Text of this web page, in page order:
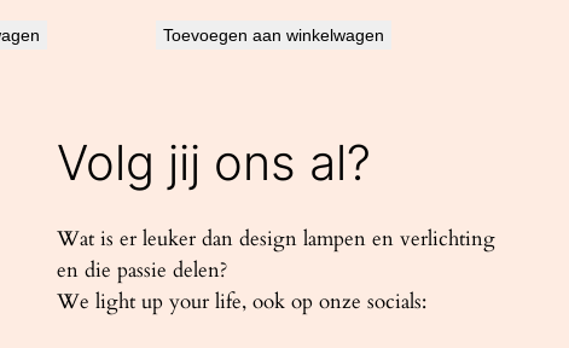
Toevoegen aan winkelwagen
Volg jij ons al?
Wat is er leuker dan design lampen en verlichting
en die passie delen?
We light up your life, ook op onze socials: